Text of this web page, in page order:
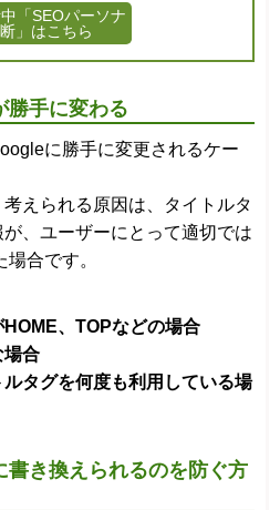
「SEOパーソナ
」はこちら
勝手に変わる
に勝手に変更されるケー
えられる原因は、タイトルタ
、ユーザーにとって適切では
合です。
HOME、TOPなどの場合
場合
ルタグを何度も利用している場
書き換えられるのを防ぐ方